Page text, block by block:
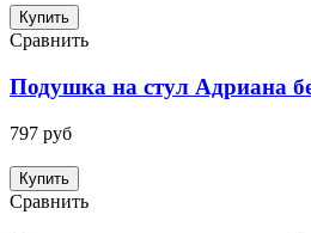
Купить
Сравнить
Подушка на стул Адриана
797 руб
Купить
Сравнить